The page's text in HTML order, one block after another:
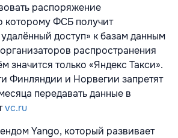
распоряжение
которому ФСБ получит
доступ» к базам данным
распространения
значится только «Яндекс Такси».
Финляндии и Норвегии запретят
передавать данные в
vc.ru
Yango, который развивает